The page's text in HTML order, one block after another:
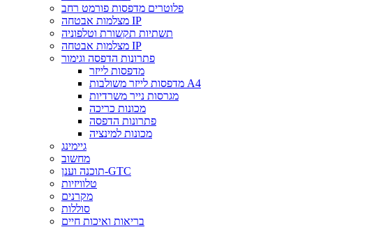
פלוטרים מדפסות פורמט רחב
מצלמות אבטחה IP
תשתיות תקשורת וטלפוניה
מצלמות אבטחה IP
פתרונות הדפסה וגימור
מדפסות לייזר
מדפסות לייזר משולבות A4
מגרסות נייר משרדיות
מכונות כריכה
פתרונות הדפסה
מכונות למינציה
גיימינג
מחשוב
תוכנה וענן-GTC
טלוויזיות
מקרנים
סוללות
בריאות ואיכות חיים